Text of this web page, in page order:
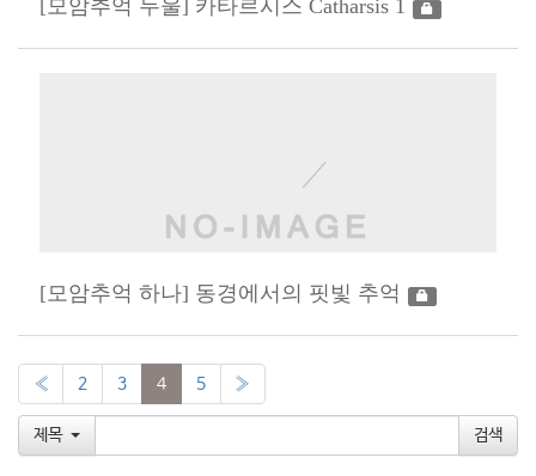
[모암추억 두울] 카타르시스 Catharsis 1
[모암추억 하나] 동경에서의 핏빛 추억
« 2 3 4 5 »
제목